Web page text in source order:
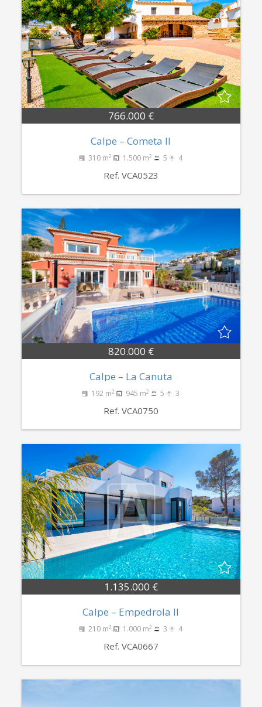
766.000 €
Calpe – Cometa II
310 m2 1.500 m2 5 4
Ref. VCA0523
820.000 €
Calpe – La Canuta
192 m2 945 m2 5 3
Ref. VCA0750
1.135.000 €
Calpe – Empedrola II
210 m2 1.000 m2 3 4
Ref. VCA0667